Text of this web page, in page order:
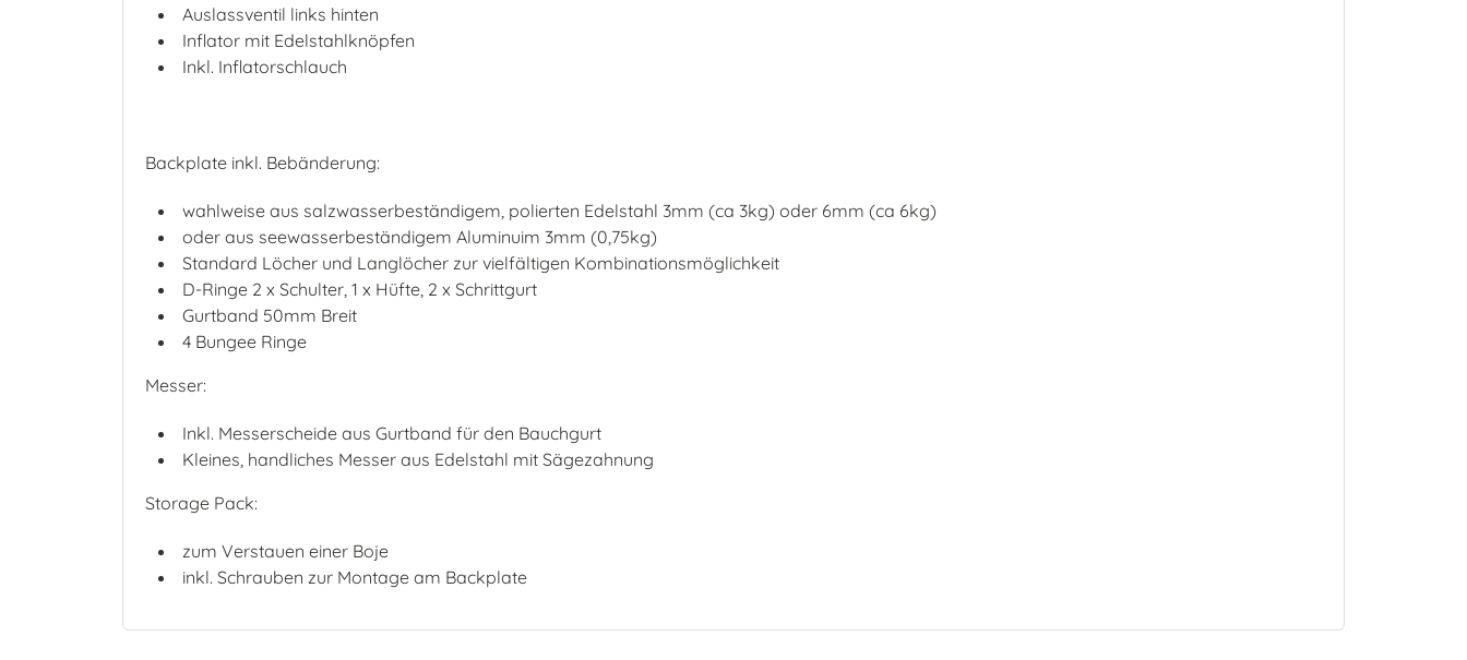
Auslassventil links hinten
Inflator mit Edelstahlknöpfen
Inkl. Inflatorschlauch
Backplate inkl. Bebänderung:
wahlweise aus salzwasserbeständigem, polierten Edelstahl 3mm (ca 3kg) oder 6mm (ca 6kg)
oder aus seewasserbeständigem Aluminuim 3mm (0,75kg)
Standard Löcher und Langlöcher zur vielfältigen Kombinationsmöglichkeit
D-Ringe 2 x Schulter, 1 x Hüfte, 2 x Schrittgurt
Gurtband 50mm Breit
4 Bungee Ringe
Messer:
Inkl. Messerscheide aus Gurtband für den Bauchgurt
Kleines, handliches Messer aus Edelstahl mit Sägezahnung
Storage Pack:
zum Verstauen einer Boje
inkl. Schrauben zur Montage am Backplate